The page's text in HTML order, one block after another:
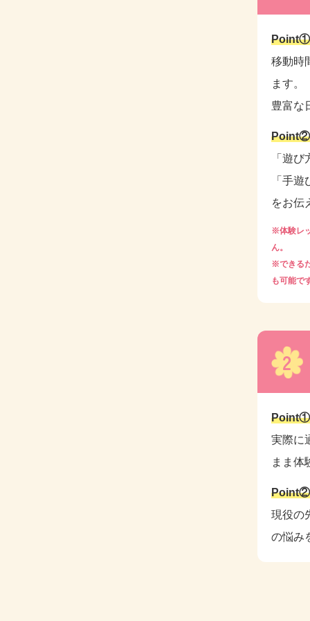
Point①
移動時
ます。
豊富な
Point②
「遊
「手
をお伝
※体験レ
ん。
※できる
も可能で
2
Point①
実際に
まま体
Point②
現役の
の悩み